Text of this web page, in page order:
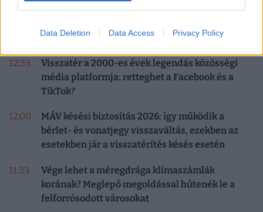
Data Deletion Data Access Privacy Policy
FRISS HÍREK Több friss hír
12:33
Visszatér a 2000-es évek legendás közösségi
média platformja: retteghet a Facebook és a
TikTok?
12:00
MÁV késési biztosítás 2026: így működik a
bérlet- és vonatjegy visszaváltás, ezekben az
esetekben jár a visszatérítés késés esetén
11:33
Vége lehet a méregdrága klímaszámlák
korának? Meglepő megoldással hűtenék le a
felforrósodott városokat